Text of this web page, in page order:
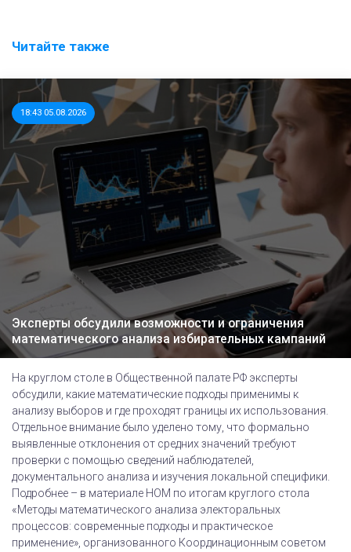
Читайте также
18:43 05.08.2026
Эксперты обсудили возможности и ограничения
математического анализа избирательных кампаний
На круглом столе в Общественной палате РФ эксперты
обсудили, какие математические подходы применимы к
анализу выборов и где проходят границы их использования.
Отдельное внимание было уделено тому, что формально
выявленные отклонения от средних значений требуют
проверки с помощью сведений наблюдателей,
документального анализа и изучения локальной специфики.
Подробнее – в материале НОМ по итогам круглого стола
«Методы математического анализа электоральных
процессов: современные подходы и практическое
применение», организованного Координационным советом